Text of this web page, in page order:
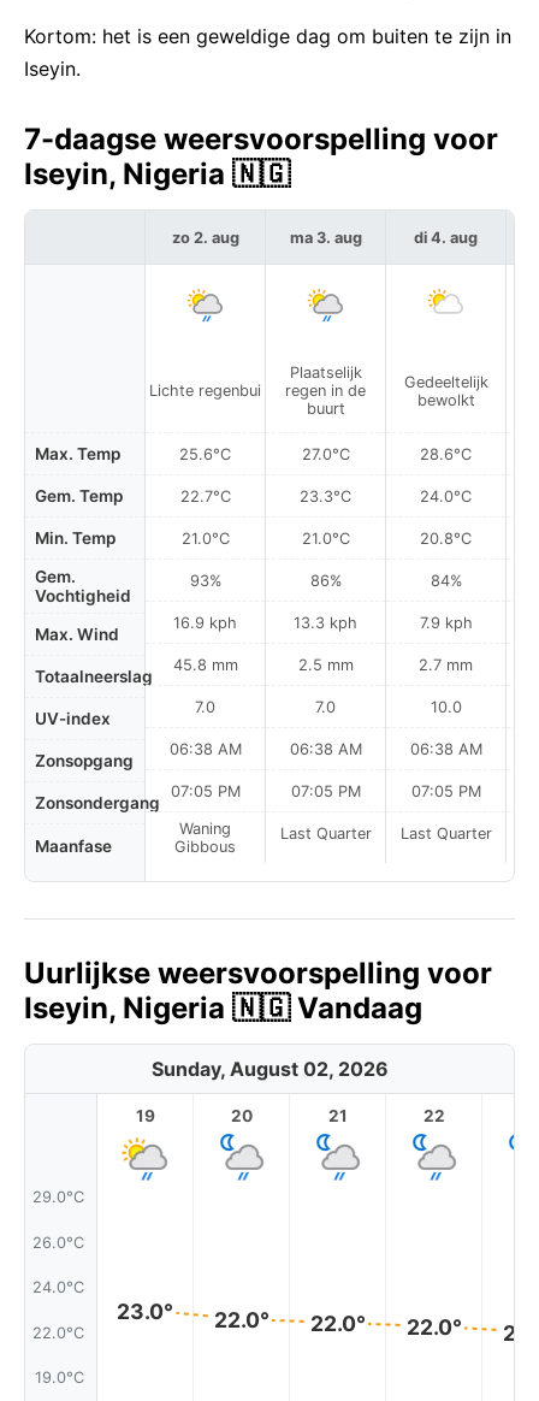
Kortom: het is een geweldige dag om buiten te zijn in
Iseyin.
7-daagse weersvoorspelling voor
Iseyin, Nigeria 🇳🇬
Max. Temp
Gem. Temp
Min. Temp
Gem.
Vochtigheid
Max. Wind
Totaalneerslag
UV-index
Zonsopgang
Zonsondergang
Maanfase
zo 2. aug
Lichte regenbui
25.6°C
22.7°C
21.0°C
93%
16.9 kph
45.8 mm
7.0
06:38 AM
07:05 PM
Waning
Gibbous
ma 3. aug
Plaatselijk
regen in de
buurt
27.0°C
23.3°C
21.0°C
86%
13.3 kph
2.5 mm
7.0
06:38 AM
07:05 PM
Last Quarter
di 4. aug
Gedeeltelijk
bewolkt
28.6°C
24.0°C
20.8°C
84%
7.9 kph
2.7 mm
10.0
06:38 AM
07:05 PM
Last Quarter
Uurlijkse weersvoorspelling voor
Iseyin, Nigeria 🇳🇬 Vandaag
Sunday, August 02, 2026
29.0°C
26.0°C
24.0°C
22.0°C
19.0°C
19
23.0°
20
22.0°
21
22.0°
22
22.0°